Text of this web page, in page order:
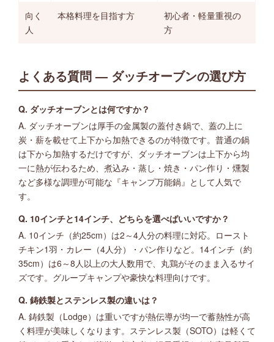
向く
人
本格料理を目指す方
初心者・軽量重視の
方
よくある質問 — ダッチオーブンの選び方
Q. ダッチオーブンとは何ですか？
A. ダッチオーブンは厚手の金属製の蓋付き鍋で、蓋の上に
炭・薪を載せて上下から加熱できるのが特徴です。普通の鍋
は下から加熱するだけですが、ダッチオーブンは上下から均
一に熱が伝わるため、煮込み・蒸し・焼き・パン作り・燻製
など多様な調理が可能な『キャンプ万能鍋』として人気で
す。
Q. 10インチと14インチ、どちらを選べばいいですか？
A. 10インチ（約25cm）は2～4人分の料理に対応。ロースト
チキン1羽・カレー（4人分）・パン作りなど。14インチ（約
35cm）は6～8人以上の大人数用で、丸鶏がそのまま入るサイ
ズです。グループキャンプや豪快な料理向けです。
Q. 鋳鉄製とステンレス製の違いは？
A. 鋳鉄製（Lodge）は重いですが熱伝導が均一で蓄熱性が高
く料理が美味しくなります。ステンレス製（SOTO）は軽くて